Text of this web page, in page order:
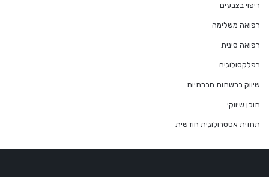
ריפוי בצבעים
רפואה משלימה
רפואה סינית
רפלקסולוגיה
שיווק ברשתות חברתיות
תוכן שיווקי
תחזית אסטרולוגית חודשית